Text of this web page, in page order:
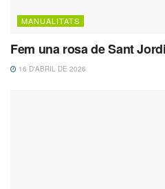
MANUALITATS
Fem una rosa de Sant
16 D'ABRIL DE 2026